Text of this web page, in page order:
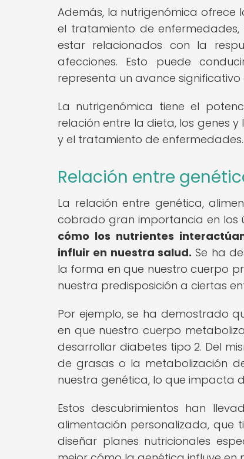
Además, la nutrigenómica
el tratamiento de
estar relacionados con la
afecciones. Esto puede
representa un avance
La nutrigenómica tiene el
relación entre la dieta, los genes
y el tratamiento de enfermedades.
Relación entre
La relación entre genética,
cobrado gran importancia en los
cómo los nutrientes
influir en nuestra salud. Se ha
la forma en que nuestro cuerpo
nuestra predisposición a ciertas
Por ejemplo, se ha demostrado
en que nuestro cuerpo
desarrollar diabetes tipo 2. Del
de grasas o la metabolización
nuestra genética, lo que impacta
Estos descubrimientos han
alimentación personalizada, que
diseñar planes nutricionales